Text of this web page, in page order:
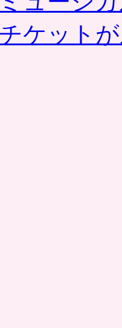
ケット